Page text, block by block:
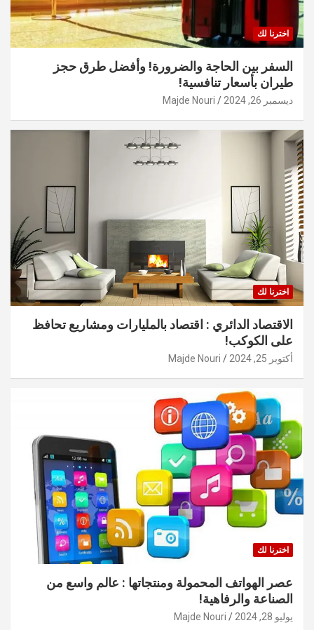
اخترنا لك
السفر بين الحاجة والضرورة! وأفضل طرق حجز
طيران بأسعار تنافسية!
ديسمبر 26, 2024 Majde Nouri
اخترنا لك
الاقتصاد الدائري : اقتصاد بالمليارات ومشاريع تحافظ
على الكوكب!
أكتوبر 25, 2024 Majde Nouri
اخترنا لك
عصر الهواتف المحمولة ومنتجاتها : عالم واسع من
الصناعة والرفاهية!
يوليو 28, 2024 Majde Nouri